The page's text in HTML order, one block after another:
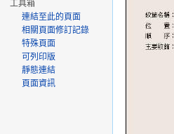
工具箱
連結至此的頁面
相關頁面修訂記錄
特殊頁面
可列印版
靜態連結
頁面資訊